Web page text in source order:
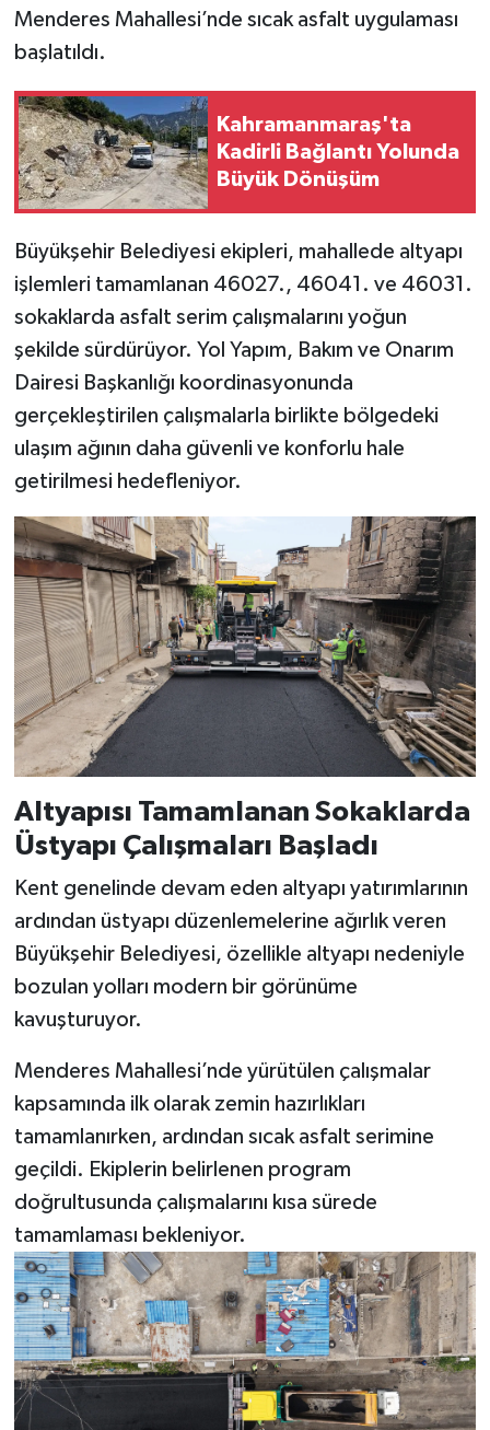
Menderes Mahallesi’nde sıcak asfalt uygulaması
başlatıldı.
Kahramanmaraş'ta
Kadirli Bağlantı Yolunda
Büyük Dönüşüm
Büyükşehir Belediyesi ekipleri, mahallede altyapı
işlemleri tamamlanan 46027., 46041. ve 46031.
sokaklarda asfalt serim çalışmalarını yoğun
şekilde sürdürüyor. Yol Yapım, Bakım ve Onarım
Dairesi Başkanlığı koordinasyonunda
gerçekleştirilen çalışmalarla birlikte bölgedeki
ulaşım ağının daha güvenli ve konforlu hale
getirilmesi hedefleniyor.
Altyapısı Tamamlanan Sokaklarda
Üstyapı Çalışmaları Başladı
Kent genelinde devam eden altyapı yatırımlarının
ardından üstyapı düzenlemelerine ağırlık veren
Büyükşehir Belediyesi, özellikle altyapı nedeniyle
bozulan yolları modern bir görünüme
kavuşturuyor.
Menderes Mahallesi’nde yürütülen çalışmalar
kapsamında ilk olarak zemin hazırlıkları
tamamlanırken, ardından sıcak asfalt serimine
geçildi. Ekiplerin belirlenen program
doğrultusunda çalışmalarını kısa sürede
tamamlaması bekleniyor.
SEÇİM 2011
BİLİMNET
Yemek
SEÇİM 2014
KİM KİMDİR
KİTAP
HEDEF2020
OTOMOBİL
MİZAH
TARİH
Genel
YEREL
BÖLGEDEN
BİLİM TEKNOLOJİ
ASAYİŞ
SEÇİM 2015
ÇEVRE
BİLİM VE TEKNOLOJİ
YARIŞMALAR
TANITIM
HABERDE İNSAN